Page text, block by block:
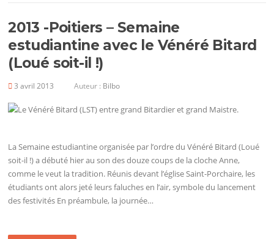
2013 -Poitiers – Semaine
estudiantine avec le Vénéré Bitard
(Loué soit-il !)
3 avril 2013 Auteur : Bilbo
La Semaine estudiantine organisée par l’ordre du Vénéré Bitard (Loué
soit-il !) a débuté hier au son des douze coups de la cloche Anne,
comme le veut la tradition. Réunis devant l’église Saint-Porchaire, les
étudiants ont alors jeté leurs faluches en l’air, symbole du lancement
des festivités En préambule, la journée…